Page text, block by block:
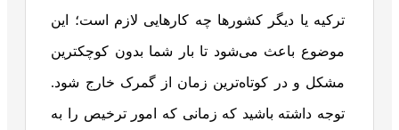
ترکیه یا دیگر کشورها چه کارهایی لازم است؛ این
موضوع باعث می‌شود تا بار شما بدون کوچکترین
مشکل و در کوتاه‌ترین زمان از گمرک خارج شود.
توجه داشته باشید که زمانی که امور ترخیص را به